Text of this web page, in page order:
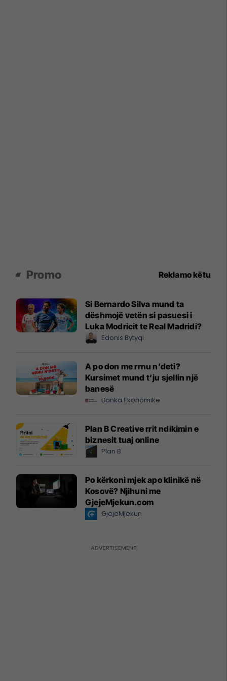
Promo Reklamo këtu
Si Bernardo Silva mund ta
dëshmojë vetën si pasuesi i
Luka Modricit te Real Madridi?
Edonis Bytyqi
A po don me rrnu n’deti?
Kursimet mund t’ju sjellin një
banesë
Banka Ekonomike
Plan B Creative rrit ndikimin e
biznesit tuaj online
Plan B
Po kërkoni mjek apo klinikë në
Kosovë? Njihuni me
GjejeMjekun.com
GjejeMjekun